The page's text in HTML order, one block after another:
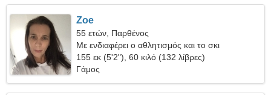
Zoe
55 ετών, Παρθένος
Με ενδιαφέρει ο αθλητισμός και το σκι
155 εκ (5'2"), 60 κιλό (132 λίβρες)
Γάμος